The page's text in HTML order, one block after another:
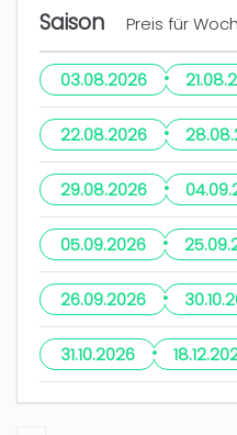
The only little snag is
and can be tricky to
2 jahre
Séjour à Xabia
Genevieve (Frankreich)
Bonjour La machine a
3 jahre
Saison Preis für
03.08.2026 ·
22.08.2026 ·
29.08.2026 ·
05.09.2026 ·
26.09.2026 ·
31.10.2026 ·